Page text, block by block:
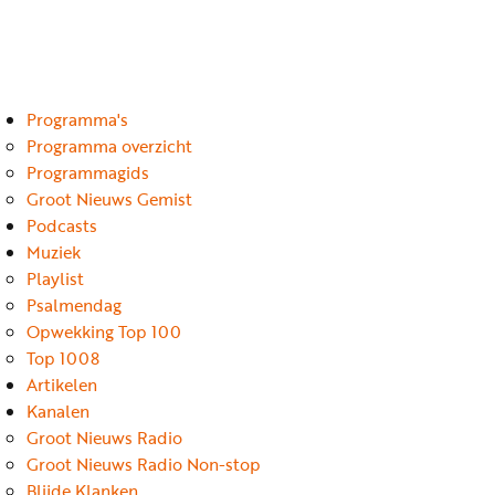
Programma's
Programma overzicht
Programmagids
Groot Nieuws Gemist
Podcasts
Muziek
Playlist
Psalmendag
Opwekking Top 100
Top 1008
Artikelen
Kanalen
Groot Nieuws Radio
Groot Nieuws Radio Non-stop
Podcasts
Muziek
Artikelen
Kanalen
Steun
onze
missie
Info